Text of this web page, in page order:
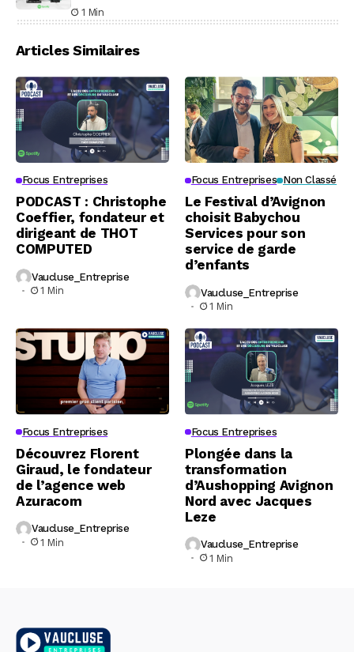
1 Min
Articles Similaires
Focus Entreprises
PODCAST : Christophe
Coeffier, fondateur et
dirigeant de THOT
COMPUTED
Vaucluse_Entreprise
1 Min
Focus Entreprises Non Classé
Le Festival d’Avignon
choisit Babychou
Services pour son
service de garde
d’enfants
Vaucluse_Entreprise
1 Min
Focus Entreprises
Découvrez Florent
Giraud, le fondateur
de l’agence web
Azuracom
Vaucluse_Entreprise
1 Min
Focus Entreprises
Plongée dans la
transformation
d’Aushopping Avignon
Nord avec Jacques
Leze
Vaucluse_Entreprise
1 Min